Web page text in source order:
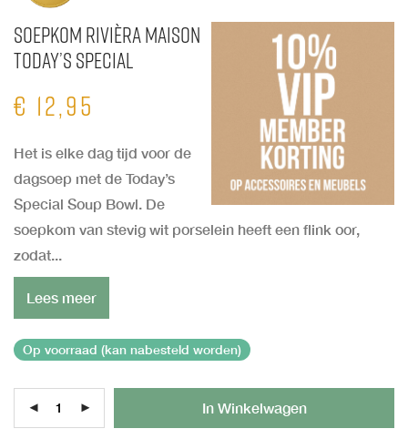
Soepkom Rivièra Maison
Today’s Special
€ 12,95
Het is elke dag tijd voor de
dagsoep met de Today’s
Special Soup Bowl. De
soepkom van stevig wit porselein heeft een flink oor,
zodat...
Lees meer
Op voorraad (kan nabesteld worden)
In Winkelwagen